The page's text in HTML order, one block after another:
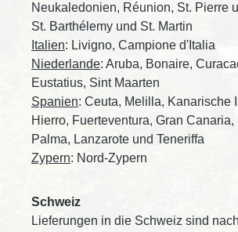
Neukaledonien, Réunion, St. Pierre
St. Barthélemy und St. Martin
Italien: Livigno, Campione d'Italia
Niederlande: Aruba, Bonaire,
Eustatius, Sint Maarten
Spanien: Ceuta, Melilla, Kanarische
Hierro, Fuerteventura, Gran Canaria,
Palma, Lanzarote und Teneriffa
Zypern: Nord-Zypern
Schweiz
Lieferungen in die Schweiz sind